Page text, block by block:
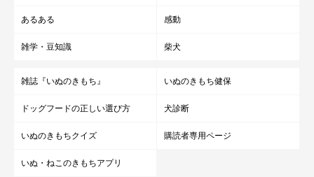
あるある 感動
雑学・豆知識 柴犬
雑誌『いぬのきもち』 いぬのきもち健保
ドッグフードの正しい選び方 犬診断
いぬのきもちクイズ 購読者専用ページ
いぬ・ねこのきもちアプリ